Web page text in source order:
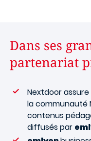
Dans ses
partenariat
Nextdoor
la communauté
contenus
diffusés par